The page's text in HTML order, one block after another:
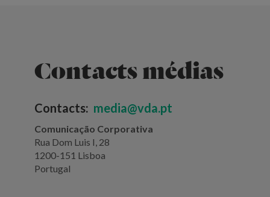
Contacts médias
Contacts: media@vda.pt
Comunicação Corporativa
Rua Dom Luis I, 28
1200-151 Lisboa
Portugal